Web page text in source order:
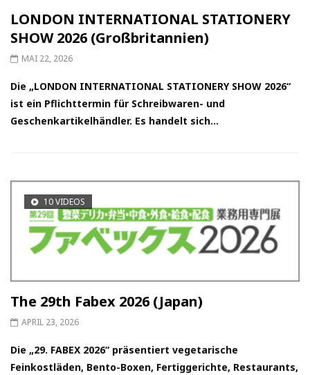
LONDON INTERNATIONAL STATIONERY
SHOW 2026 (Großbritannien)
MAI 22, 2026
Die „LONDON INTERNATIONAL STATIONERY SHOW 2026“
ist ein Pflichttermin für Schreibwaren- und
Geschenkartikelhändler. Es handelt sich...
10 VIDEOS
The 29th Fabex 2026 (Japan)
APRIL 23, 2026
Die „29. FABEX 2026“ präsentiert vegetarische
Feinkostläden, Bento-Boxen, Fertiggerichte, Restaurants,